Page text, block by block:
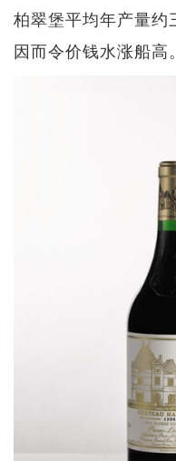
柏翠堡平均年产量约
因而令价钱水涨船高。